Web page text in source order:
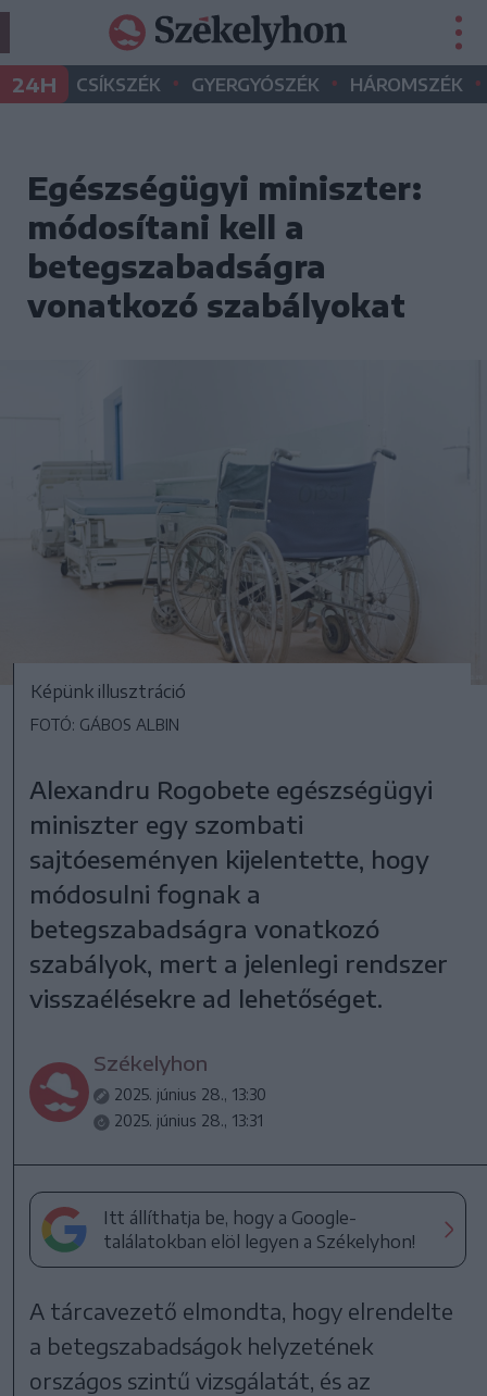
24H CSÍKSZÉK • GYERGYÓSZÉK • HÁROMSZÉK •
Egészségügyi miniszter:
módosítani kell a
betegszabadságra
vonatkozó szabályokat
Képünk illusztráció
FOTÓ: GÁBOS ALBIN
Alexandru Rogobete egészségügyi
miniszter egy szombati
sajtóeseményen kijelentette, hogy
módosulni fognak a
betegszabadságra vonatkozó
szabályok, mert a jelenlegi rendszer
visszaélésekre ad lehetőséget.
Székelyhon
2025. június 28., 13:30
2025. június 28., 13:31
Itt állíthatja be, hogy a Google-
találatokban elöl legyen a Székelyhon!
A tárcavezető elmondta, hogy elrendelte
a betegszabadságok helyzetének
országos szintű vizsgálatát, és az